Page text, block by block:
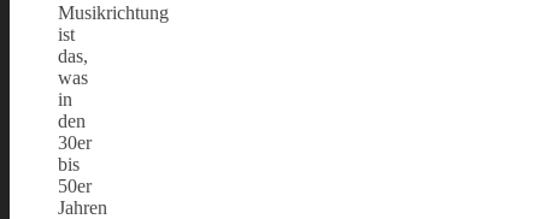
Musikrichtung
ist
das,
was
in
den
30er
bis
50er
Jahren